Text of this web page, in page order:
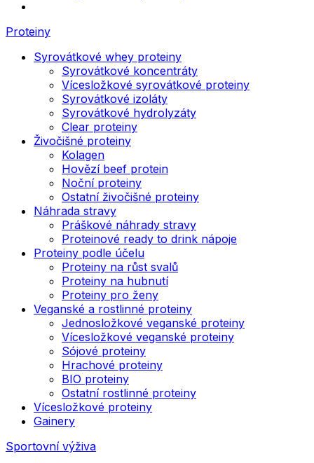
Proteiny
Syrovátkové whey proteiny
Syrovátkové koncentráty
Vícesložkové syrovátkové proteiny
Syrovátkové izoláty
Syrovátkové hydrolyzáty
Clear proteiny
Živočišné proteiny
Kolagen
Hovězí beef protein
Noční proteiny
Ostatní živočišné proteiny
Náhrada stravy
Práškové náhrady stravy
Proteinové ready to drink nápoje
Proteiny podle účelu
Proteiny na růst svalů
Proteiny na hubnutí
Proteiny pro ženy
Veganské a rostlinné proteiny
Jednosložkové veganské proteiny
Vícesložkové veganské proteiny
Sójové proteiny
Hrachové proteiny
BIO proteiny
Ostatní rostlinné proteiny
Vícesložkové proteiny
Gainery
Sportovní výživa